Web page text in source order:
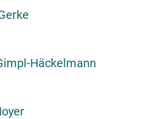
Häckelmann